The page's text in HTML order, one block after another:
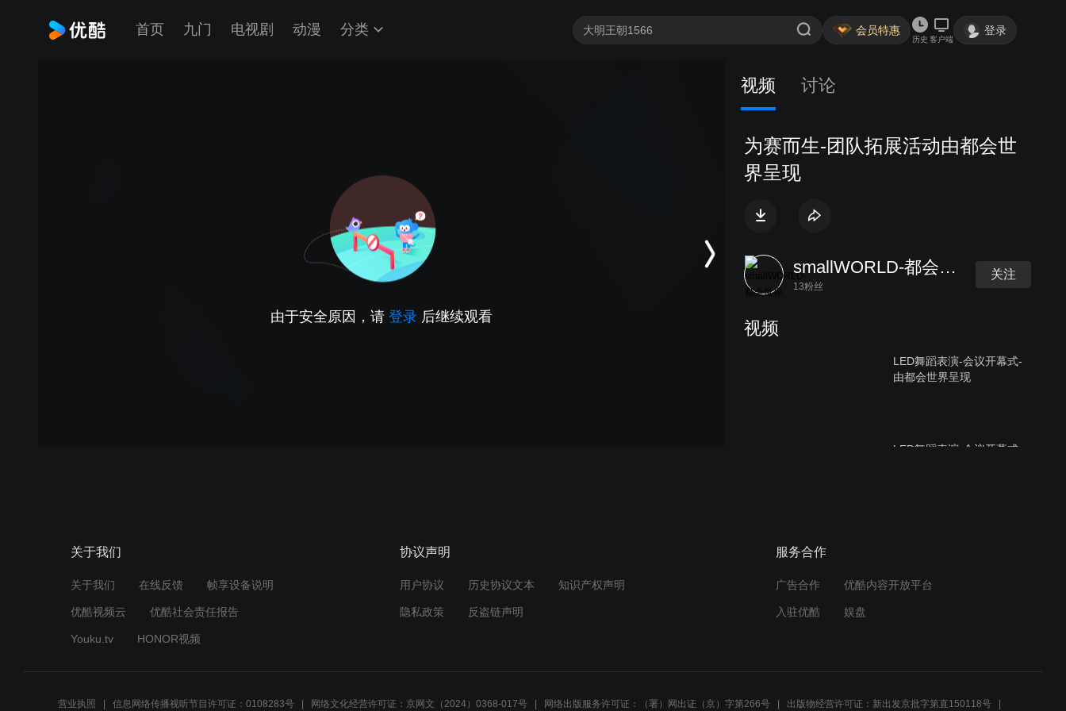
首页 九门 电视剧 动漫 分类 会员特惠
历史 客户端
登录
由于安全原因，请 登录 后继续观看
视频 讨论
为赛而生-团队拓展活动由都会世
界呈现
smallWORLD-都会世界
13粉丝
关注
视频
LED舞蹈表演-会议开幕式-
由都会世界呈现
LED舞蹈表演-会议开幕式-
关于我们
关于我们 在线反馈 帧享设备说明
优酷视频云 优酷社会责任报告
Youku.tv HONOR视频
协议声明
用户协议 历史协议文本 知识产权声明
隐私政策 反盗链声明
服务合作
广告合作 优酷内容开放平台
入驻优酷 娱盘
营业执照 信息网络传播视听节目许可证：0108283号 网络文化经营许可证：京网文（2024）0368-017号 网络出版服务许可证：（署）网出证（京）字第266号 出版物经营许可证：新出发京批字第直150118号